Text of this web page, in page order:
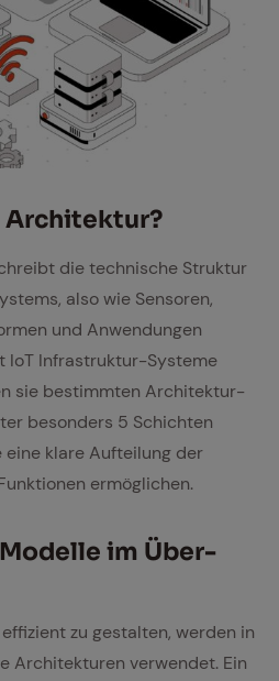
Ar­chi­tek­tur?
die technische Struktur
also wie Sensoren,
und Anwendungen
IoT Infrastruktur-Systeme
sie bestimmten Architektur-
besonders 5 Schichten
klare Aufteilung der
ermöglichen.
im Über­
zu gestalten, werden in
Architekturen verwendet. Ein